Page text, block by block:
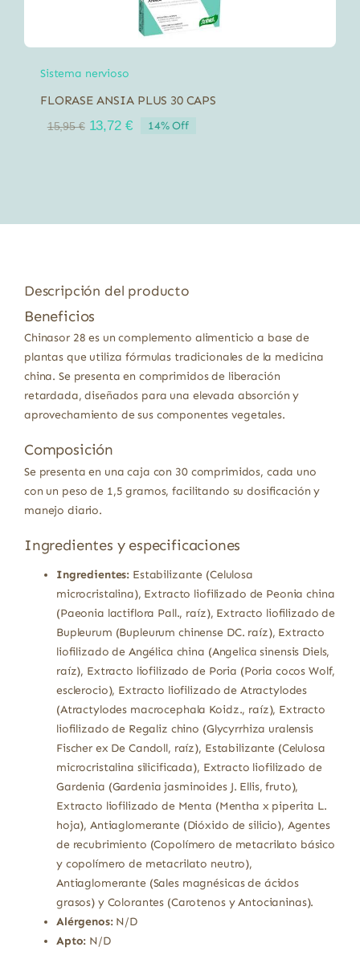
Sistema nervioso
FLORASE ANSIA PLUS 30 CAPS
15,95€ El
13,72 €El
14% Off
Descripción del producto
Beneficios
Chinasor 28 es un complemento alimenticio a base de
plantas que utiliza fórmulas tradicionales de la medicina
china. Se presenta en comprimidos de liberación
retardada, diseñados para una elevada absorción y
aprovechamiento de sus componentes vegetales.
Composición
Se presenta en una caja con 30 comprimidos, cada uno
con un peso de 1,5 gramos, facilitando su dosificación y
manejo diario.
Ingredientes y especificaciones
Ingredientes: Estabilizante (Celulosa
microcristalina), Extracto liofilizado de Peonia china
(Paeonia lactiflora Pall., raíz), Extracto liofilizado de
Bupleurum (Bupleurum chinense DC. raíz), Extracto
liofilizado de Angélica china (Angelica sinensis Diels,
raíz), Extracto liofilizado de Poria (Poria cocos Wolf,
esclerocio), Extracto liofilizado de Atractylodes
(Atractylodes macrocephala Koidz., raíz), Extracto
liofilizado de Regaliz chino (Glycyrrhiza uralensis
Fischer ex De Candoll, raíz), Estabilizante (Celulosa
microcristalina silicificada), Extracto liofilizado de
Gardenia (Gardenia jasminoides J. Ellis, fruto),
Extracto liofilizado de Menta (Mentha x piperita L.
hoja), Antiaglomerante (Dióxido de silicio), Agentes
de recubrimiento (Copolímero de metacrilato básico
y copolímero de metacrilato neutro),
Antiaglomerante (Sales magnésicas de ácidos
grasos) y Colorantes (Carotenos y Antocianinas).
Alérgenos:N/D
Apto: N/D